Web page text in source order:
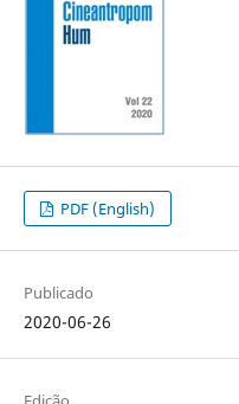
PDF (English)
Publicado
2020-06-26